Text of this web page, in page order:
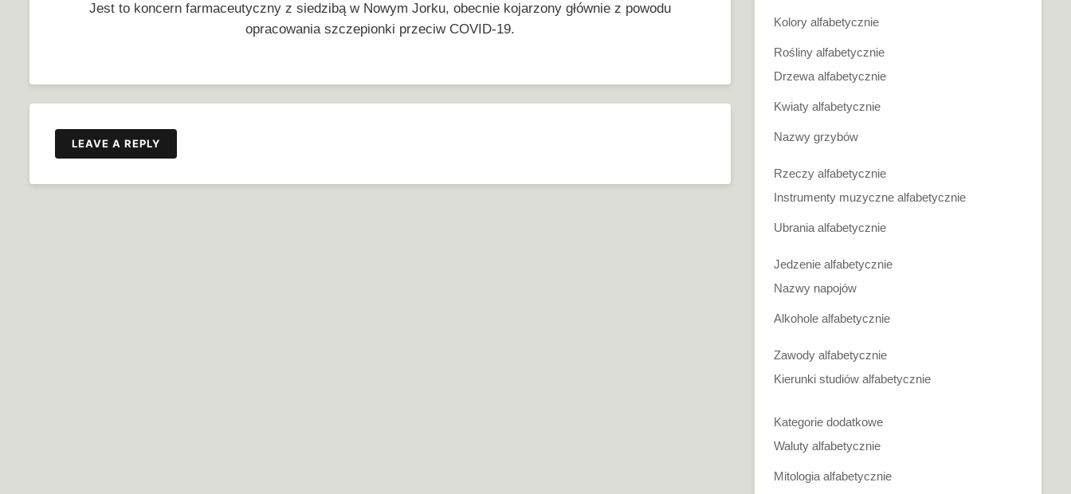
Jest to koncern farmaceutyczny z siedzibą w Nowym Jorku, obecnie kojarzony głównie z powodu
opracowania szczepionki przeciw COVID-19.
LEAVE A REPLY
Kolory alfabetycznie
Rośliny alfabetycznie
Drzewa alfabetycznie
Kwiaty alfabetycznie
Nazwy grzybów
Rzeczy alfabetycznie
Instrumenty muzyczne alfabetycznie
Ubrania alfabetycznie
Jedzenie alfabetycznie
Nazwy napojów
Alkohole alfabetycznie
Zawody alfabetycznie
Kierunki studiów alfabetycznie
Kategorie dodatkowe
Waluty alfabetycznie
Mitologia alfabetycznie